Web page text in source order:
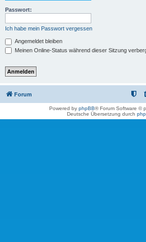
Passwort:
Ich habe mein Passwort vergessen
Angemeldet bleiben
Meinen Online-Status während dieser Sitzung
Forum
Powered by phpBB® Forum Software ©
Deutsche Übersetzung durch